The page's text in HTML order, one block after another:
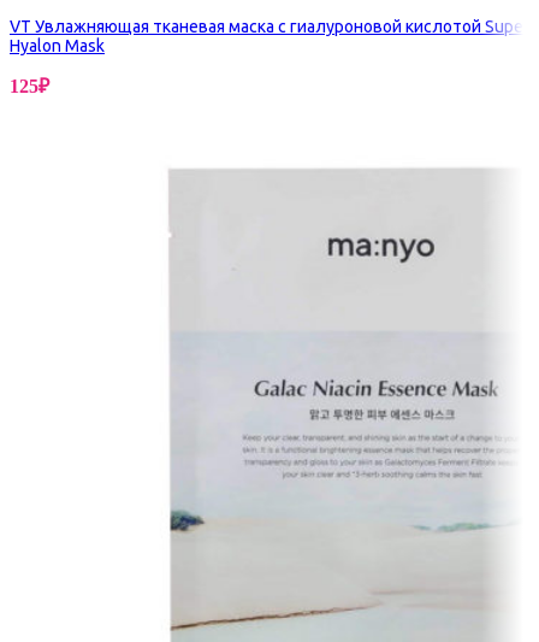
VT Увлажняющая тканевая маска с гиалуроновой кислотой Super
Hyalon Mask
125₽